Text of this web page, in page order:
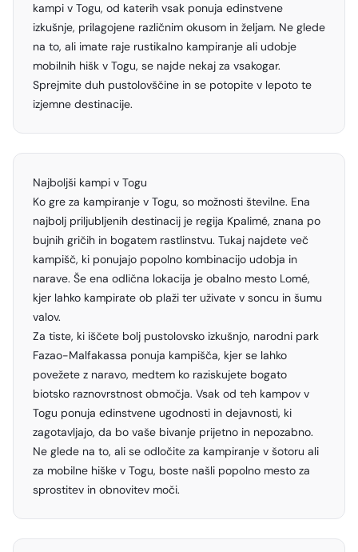
kampi v Togu, od katerih vsak ponuja edinstvene
izkušnje, prilagojene različnim okusom in željam. Ne glede
na to, ali imate raje rustikalno kampiranje ali udobje
mobilnih hišk v Togu, se najde nekaj za vsakogar.
Sprejmite duh pustolovščine in se potopite v lepoto te
izjemne destinacije.
Najboljši kampi v Togu
Ko gre za kampiranje v Togu, so možnosti številne. Ena
najbolj priljubljenih destinacij je regija Kpalimé, znana po
bujnih gričih in bogatem rastlinstvu. Tukaj najdete več
kampišč, ki ponujajo popolno kombinacijo udobja in
narave. Še ena odlična lokacija je obalno mesto Lomé,
kjer lahko kampirate ob plaži ter uživate v soncu in šumu
valov.
Za tiste, ki iščete bolj pustolovsko izkušnjo, narodni park
Fazao-Malfakassa ponuja kampišča, kjer se lahko
povežete z naravo, medtem ko raziskujete bogato
biotsko raznovrstnost območja. Vsak od teh kampov v
Togu ponuja edinstvene ugodnosti in dejavnosti, ki
zagotavljajo, da bo vaše bivanje prijetno in nepozabno.
Ne glede na to, ali se odločite za kampiranje v šotoru ali
za mobilne hiške v Togu, boste našli popolno mesto za
sprostitev in obnovitev moči.